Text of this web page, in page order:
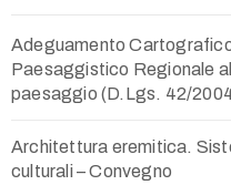
Adeguamento
Paesaggistico Regionale
paesaggio (D.Lgs. 42/
Architettura eremitica.
culturali – Convegno